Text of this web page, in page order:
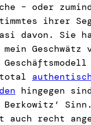
– oder
ihrer
davon. Sie
mein Geschwätz
total
hingegen
auch recht